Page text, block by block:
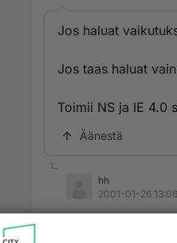
Jos haluat
Jos taas haluat
Toimii NS ja IE 4.0
Äänestä
hh
2001-01-26